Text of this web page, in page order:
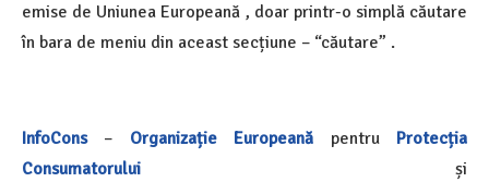
emise de Uniunea Europeană , doar printr-o simplă căutare
în bara de meniu din aceast secțiune – “căutare” .
InfoCons– Organizație Europeană pentru Protecția
Consumatorului și